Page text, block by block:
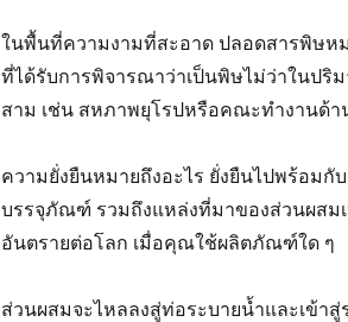
ในพื้นที่ความงามที่สะอาด ปลอดสารพิษ
ที่ได้รับการพิจารณาว่าเป็นพิษไม่ว่าในป
สาม เช่น สหภาพยุโรปหรือคณะทำงานด้า
ความยั่งยืนหมายถึงอะไร ยั่งยืนไปพร้อม
บรรจุภัณฑ์ รวมถึงแหล่งที่มาของส่วนผสม
อันตรายต่อโลก เมื่อคุณใช้ผลิตภัณฑ์ใด ๆ
ส่วนผสมจะไหลลงสู่ท่อระบายน้ำและเข้า